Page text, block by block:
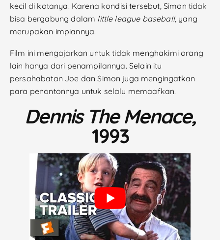
kecil di kotanya. Karena kondisi tersebut, Simon tidak
bisa bergabung dalam little league baseball, yang
merupakan impiannya.
Film ini mengajarkan untuk tidak menghakimi orang
lain hanya dari penampilannya. Selain itu
persahabatan Joe dan Simon juga mengingatkan
para penontonnya untuk selalu memaafkan.
Dennis The Menace,
1993